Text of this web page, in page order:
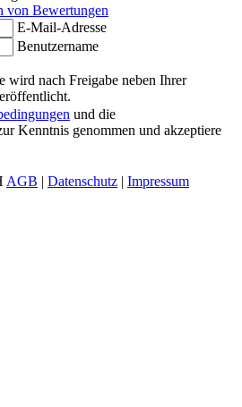
von Bewertungen
E-Mail-Adresse
Benutzername
wird nach Freigabe neben Ihrer
und die
Kenntnis genommen und akzeptiere
AGB | Datenschutz | Impressum